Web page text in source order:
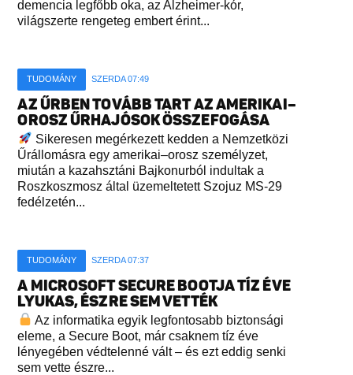
demencia legfőbb oka, az Alzheimer-kór,
világszerte rengeteg embert érint...
TUDOMÁNY SZERDA 07:49
AZ ŰRBEN TOVÁBB TART AZ AMERIKAI–
OROSZ ŰRHAJÓSOK ÖSSZEFOGÁSA
Sikeresen megérkezett kedden a Nemzetközi
Űrállomásra egy amerikai–orosz személyzet,
miután a kazahsztáni Bajkonurból indultak a
Roszkoszmosz által üzemeltetett Szojuz MS-29
fedélzetén...
TUDOMÁNY SZERDA 07:37
A MICROSOFT SECURE BOOTJA TÍZ ÉVE
LYUKAS, ÉSZRE SEM VETTÉK
Az informatika egyik legfontosabb biztonsági
eleme, a Secure Boot, már csaknem tíz éve
lényegében védtelenné vált – és ezt eddig senki
sem vette észre...